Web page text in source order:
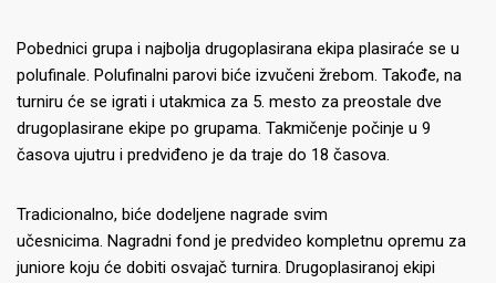
Pobednici grupa i najbolja drugoplasirana ekipa plasiraće se u
polufinale. Polufinalni parovi biće izvučeni žrebom. Takođe, na
turniru će se igrati i utakmica za 5. mesto za preostale dve
drugoplasirane ekipe po grupama. Takmičenje počinje u 9
časova ujutru i predviđeno je da traje do 18 časova.
Tradicionalno, biće dodeljene nagrade svim
učesnicima. Nagradni fond je predvideo kompletnu opremu za
juniore koju će dobiti osvajač turnira. Drugoplasiranoj ekipi